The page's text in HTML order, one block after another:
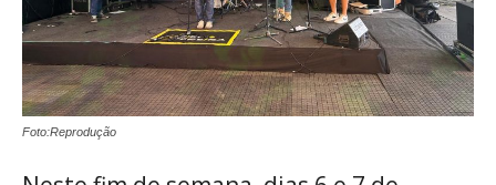
Foto:Reprodução